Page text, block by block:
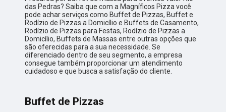
das Pedras? Saiba que com a Magníficos Pizza você
pode achar serviços como Buffet de Pizzas, Buffet e
Rodízio de Pizzas a Domicílio e Buffets de Casamento,
Rodízio de Pizzas para Festas, Rodízio de Pizzas a
Domicílio, Buffets de Massas entre outras opções que
são oferecidas para a sua necessidade. Se
diferenciado dentro de seu segmento, a empresa
consegue também proporcionar um atendimento
cuidadoso e que busca a satisfação do cliente.
Buffet de Pizzas